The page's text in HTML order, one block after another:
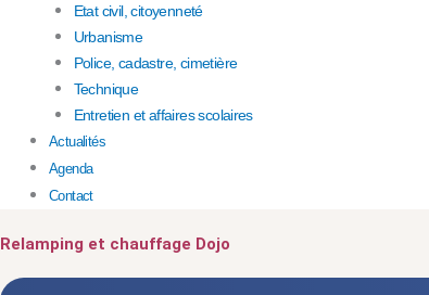
Etat civil, citoyenneté
Urbanisme
Police, cadastre, cimetière
Technique
Entretien et affaires scolaires
Actualités
Agenda
Contact
Relamping et chauffage Dojo